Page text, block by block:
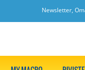
Newsletter,